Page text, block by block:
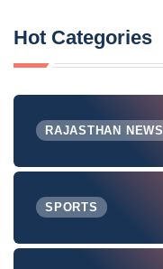
Hot Categories
RAJASTHAN NEWS
SPORTS